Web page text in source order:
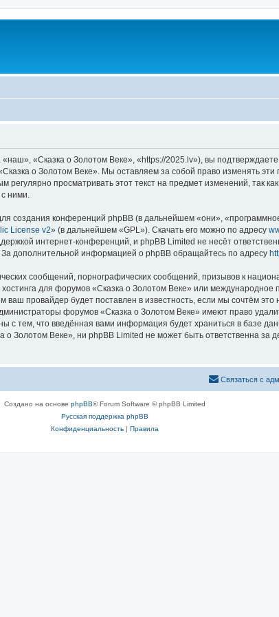
«Сказка о Золотом Веке», «https://2025.lv»), вы
о Золотом Веке». Мы оставляем за собой право изменять
просматривать этот текст на предмет изменений, так
ними.
создания конференций phpBB (в дальнейшем «они»,
License v2» (в дальнейшем «GPL»). Скачать его можно по адресу
интернет-конференций, и phpBB Limited не несёт
дополнительной информацией о phpBB обращайтесь по адресу
сообщений, порнографических сообщений, призывов к
для форумов «Сказка о Золотом Веке» или
провайдер будет поставлен в известность, если мы сочтём
форумов «Сказка о Золотом Веке» имеют право
с тем, что введённая вами информация будет храниться в базе
Веке», ни phpBB Limited не может быть ответственна за
Связаться с
Создано на основе phpBB® Forum Software © phpBB Limited
Русская поддержка phpBB
Конфиденциальность| Правила